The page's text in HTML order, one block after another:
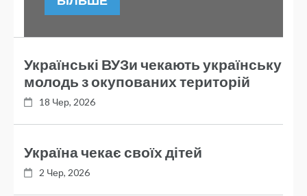
Українські ВУЗи чекають українську
молодь з окупованих територій
18 Чер, 2026
Україна чекає своїх дітей
2 Чер, 2026